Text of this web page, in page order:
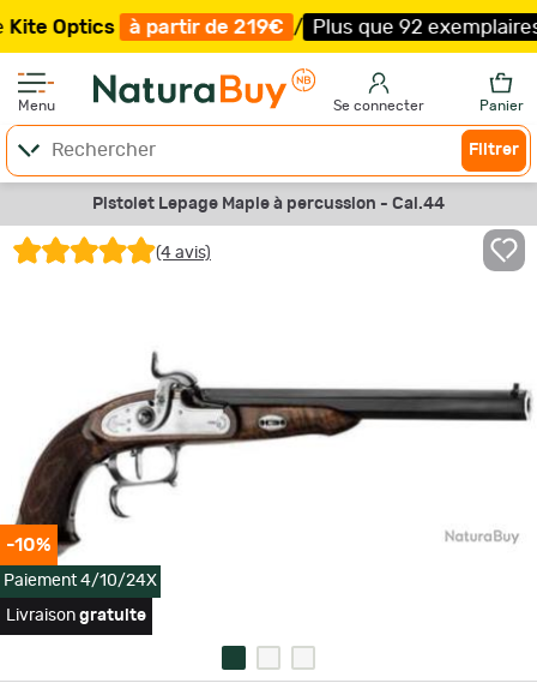
à partir de 219€ / Plus que 92 exemplaires ! /
Menu Se connecter Panier
Filtrer
Pistolet Lepage Maple à percussion - Cal.44
(4 avis)
-10%
Paiement 4/10/24X
Livraison gratuite